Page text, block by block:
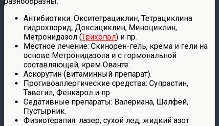
Антибиотики: Окситетрациклин, Тетрациклина
гидрохлорид, Доксициклин, Миноциклин,
Метронидазол (Трихопол) и пр.
Местное лечение: Скинорен-гель, крема и гели на
основе Метронидазола и с гормональной
составляющей, крем Ованте.
Аскорутин (витаминный препарат).
Противоаллергические средства: Супрастин,
Тавегил, Фенкарол и пр.
Седативные препараты: Валериана, Шалфей,
Пустырник.
Физиотерапия: лазер, сухой лед, жидкий азот.